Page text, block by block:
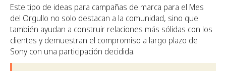
Este tipo de ideas para campañas de marca para el Mes
del Orgullo no solo destacan a la comunidad, sino que
también ayudan a construir relaciones más sólidas con los
clientes y demuestran el compromiso a largo plazo de
Sony con una participación decidida. ‍